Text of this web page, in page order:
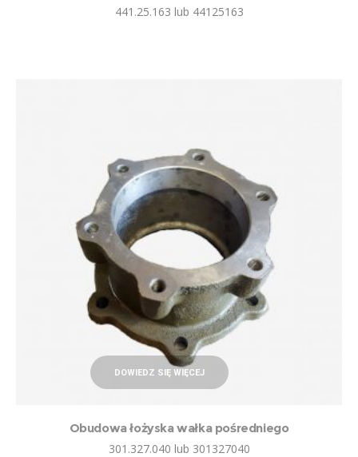
441.25.163 lub 44125163
DOWIEDZ SIĘ WIĘCEJ
Obudowa łożyska wałka pośredniego
301.327.040 lub 301327040